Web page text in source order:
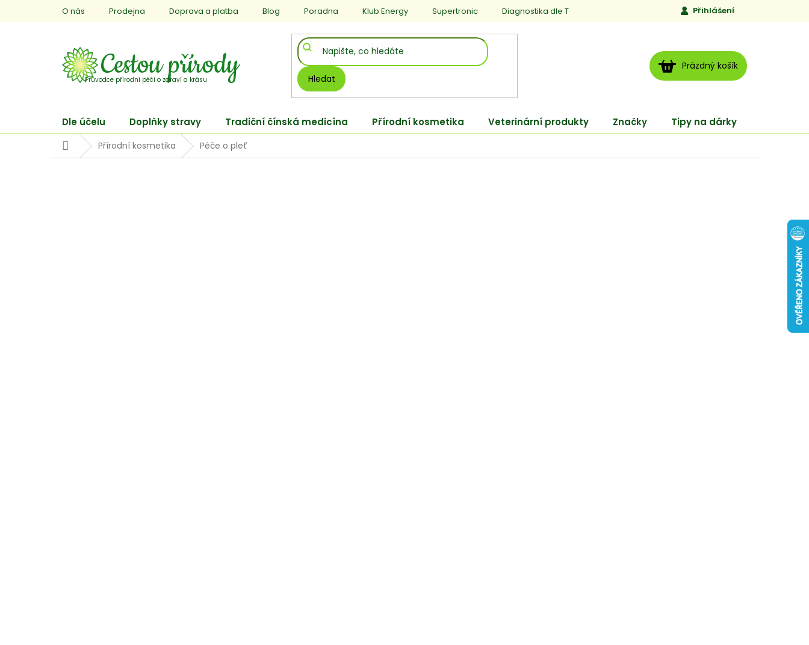
O nás Prodejna Doprava a platba Blog Poradna Klub Energy Supertronic Diagnostika dle TCM Jen to, čemu věříme
Přihlášení
Hledat
NÁKUPNÍ
KOŠÍK
Prázdný košík
Dle účelu Doplňky stravy Tradiční čínská medicína Přírodní kosmetika Veterinární produkty Značky Tipy na dárky
DomůPřírodní kosmetika Péče o pleť